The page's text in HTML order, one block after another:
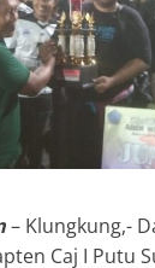
– Klungkung,-
Caj I Putu